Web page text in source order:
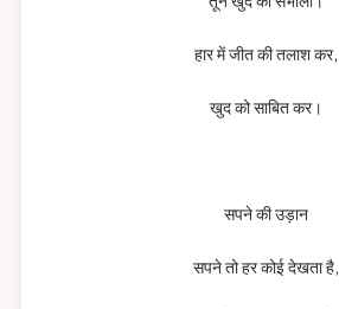
हार में जीत की तलाश कर,
खुद को साबित कर।
सपने की उड़ान
सपने तो हर कोई देखता है,